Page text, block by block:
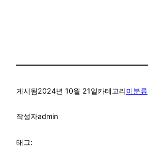
게시됨2024년 10월 21일카테고리미분류
작성자admin
태그: